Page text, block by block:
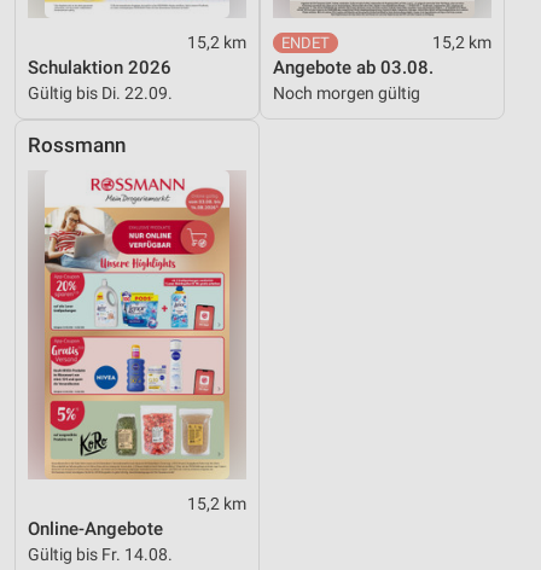
15,2 km
Schulaktion 2026
Gültig bis Di. 22.09.
15,2 km
Angebote ab 03.08.
Noch morgen gültig
Rossmann
15,2 km
Online-Angebote
Gültig bis Fr. 14.08.